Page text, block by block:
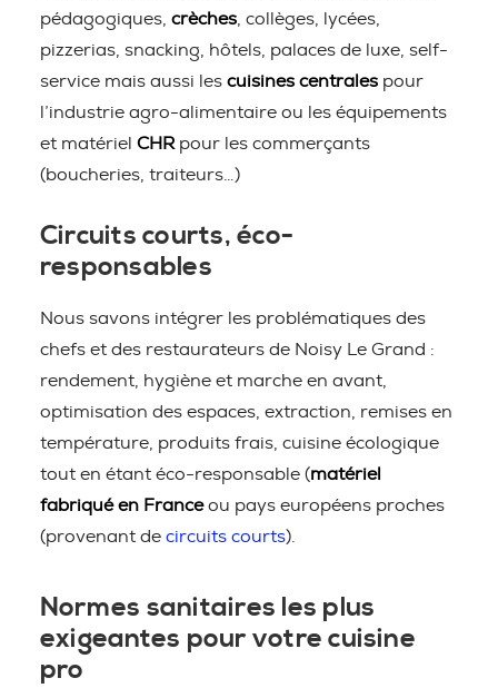
pédagogiques, crèches , collèges, lycées,
pizzerias, snacking, hôtels, palaces de luxe, self-
service mais aussi les cuisines centrales pour
l’industrie agro-alimentaire ou les équipements
et matériel CHR pour les commerçants
(boucheries, traiteurs…)
Circuits courts, éco-
responsables
Nous savons intégrer les problématiques des
chefs et des restaurateurs de Noisy Le Grand :
rendement, hygiène et marche en avant,
optimisation des espaces, extraction, remises en
température, produits frais, cuisine écologique
tout en étant éco-responsable (matériel
fabriqué en Franceou pays européens proches
(provenant de circuits courts).
Normes sanitaires les plus
exigeantes pour votre cuisine
pro